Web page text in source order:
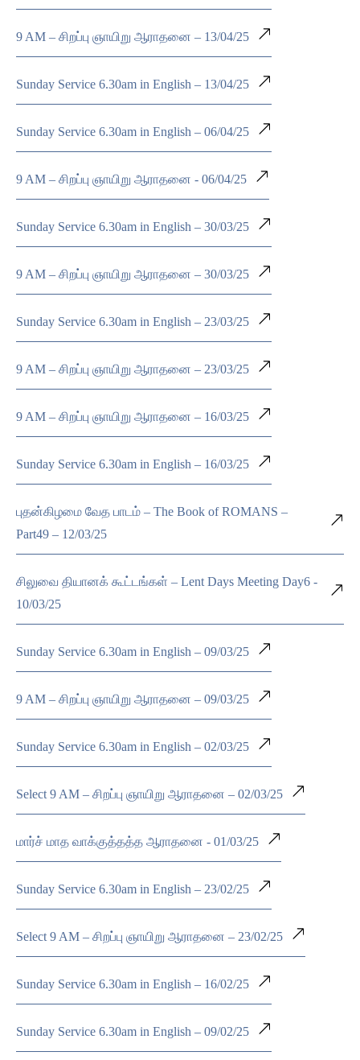
9 AM – சிறப்பு ஞாயிறு ஆராதனை – 13/04/25
Sunday Service 6.30am in English – 13/04/25
Sunday Service 6.30am in English – 06/04/25
9 AM – சிறப்பு ஞாயிறு ஆராதனை - 06/04/25
Sunday Service 6.30am in English – 30/03/25
9 AM – சிறப்பு ஞாயிறு ஆராதனை – 30/03/25
Sunday Service 6.30am in English – 23/03/25
9 AM – சிறப்பு ஞாயிறு ஆராதனை – 23/03/25
9 AM – சிறப்பு ஞாயிறு ஆராதனை – 16/03/25
Sunday Service 6.30am in English – 16/03/25
புதன்கிழமை வேத பாடம் – The Book of ROMANS –
Part49 – 12/03/25
சிலுவை தியானக் கூட்டங்கள் – Lent Days Meeting Day6 -
10/03/25
Sunday Service 6.30am in English – 09/03/25
9 AM – சிறப்பு ஞாயிறு ஆராதனை – 09/03/25
Sunday Service 6.30am in English – 02/03/25
Select 9 AM – சிறப்பு ஞாயிறு ஆராதனை – 02/03/25
மார்ச் மாத வாக்குத்தத்த ஆராதனை - 01/03/25
Sunday Service 6.30am in English – 23/02/25
Select 9 AM – சிறப்பு ஞாயிறு ஆராதனை – 23/02/25
Sunday Service 6.30am in English – 16/02/25
Sunday Service 6.30am in English – 09/02/25